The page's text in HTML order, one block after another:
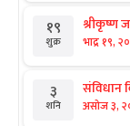
१९
शुक्र
श्रीकृष्ण
भाद्र १९,
३
शनि
संविधान
असोज ३,